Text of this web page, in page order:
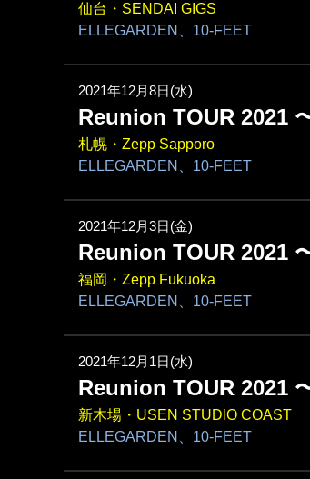
仙台・SENDAI GIGS
ELLEGARDEN、10-FEET
2021年12月8日(水)
Reunion TOUR 2021
札幌・Zepp Sapporo
ELLEGARDEN、10-FEET
2021年12月3日(金)
Reunion TOUR 2021
福岡・Zepp Fukuoka
ELLEGARDEN、10-FEET
2021年12月1日(水)
Reunion TOUR 2021
新木場・USEN STUDIO COAST
ELLEGARDEN、10-FEET